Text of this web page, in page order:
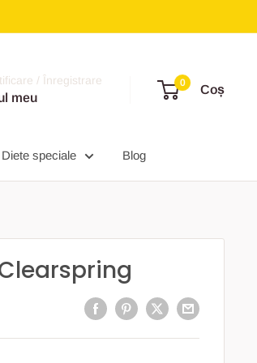
/ Înregistrare
meu
0
Coș
Diete speciale Blog